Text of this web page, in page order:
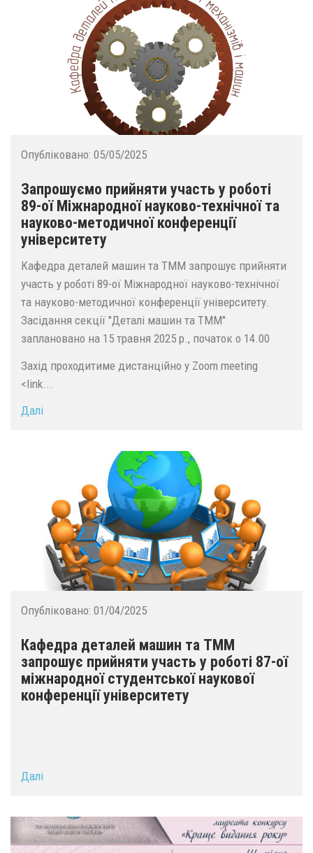
Опубліковано: 05/05/2025
Запрошуємо прийняти участь у роботі
89-ої Міжнародної науково-технічної та
науково-методичної конференції
університету
Кафедра деталей машин та ТММ запрошує прийняти
участь у роботі 89-ої Міжнародної науково-технічної
та науково-методичної конференції університету.
Засідання секції "Деталі машин та ТММ"
заплановано на 15 травня 2025 р., початок о 14.00
Захід проходитиме дистанційно у Zoom meeting
<link...
Далі
Опубліковано: 01/04/2025
Кафедра деталей машин та ТММ
запрошує прийняти участь у роботі 87-ої
міжнародної студентської наукової
конференції університету
Далі